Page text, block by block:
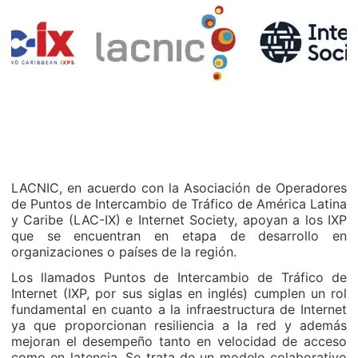
LACNIC, en acuerdo con la Asociación de Operadores
de Puntos de Intercambio de Tráfico de América Latina
y Caribe (LAC-IX) e Internet Society, apoyan a los IXP
que se encuentran en etapa de desarrollo en
organizaciones o países de la región.
Los llamados Puntos de Intercambio de Tráfico de
Internet (IXP, por sus siglas en inglés) cumplen un rol
fundamental en cuanto a la infraestructura de Internet
ya que proporcionan resiliencia a la red y además
mejoran el desempeño tanto en velocidad de acceso